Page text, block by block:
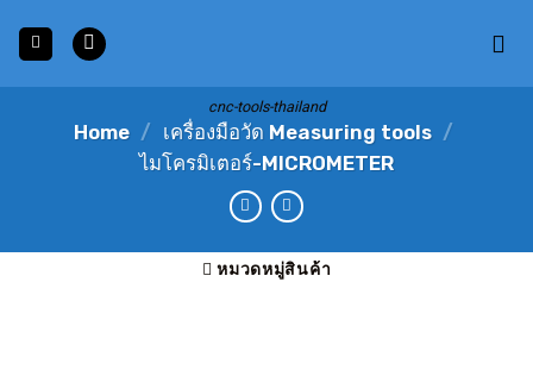
content
cnc-tools-thailand
Home / เครื่องมือวัด Measuring tools /
ไมโครมิเตอร์-MICROMETER
หมวดหมู่สินค้า